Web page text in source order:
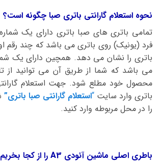
نحوه استعلام گارانتی باتری صبا چگونه است؟
تمامی باتری های صبا باتری دارای یک
فرد (یونیک) روی باتری می باشد که چند رقم
می باشد که شما از طریق آن می توانید از
محصول خود مطلع شود. جهت استعلام
باتری وارد سایت “استعلام گارانتی صبا باتری”
را در محل مربوطه وارد کنید.
باطری اصلی ماشین آئودی A3 را از کجا بخریم؟